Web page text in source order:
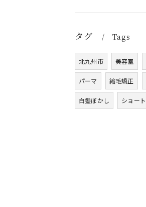
タグ Tags
北九州市 美容室
パーマ 縮毛矯正
白髪ぼかし ショート